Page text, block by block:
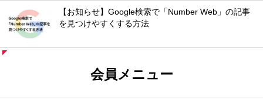
【お知らせ】Google検索で「Number Web」の記事
を見つけやすくする方法
会員メニュー